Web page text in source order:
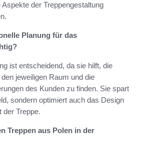
der Treppengestaltung
Planung für das
ist entscheidend, da sie hilft, die
jeweiligen Raum und die
des Kunden zu finden. Sie spart
sondern optimiert auch das Design
der Treppe.
Treppen aus Polen in der